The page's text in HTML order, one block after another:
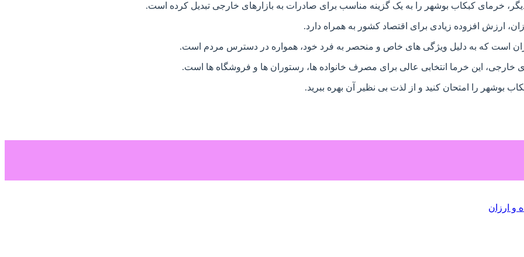
خرمای کبکاب بوشهر را به یک گزینه مناسب برای صادرات به بازارهای خارجی تبدیل کرده است.
ارزش افزوده زیادی برای اقتصاد کشور به همراه دارد.
است که به دلیل ویژگی های خاص و منحصر به فرد خود، همواره در دسترس مردم است.
خارجی، این خرما انتخابی عالی برای مصرف خانواده ها، رستوران ها و فروشگاه ها است.
بوشهر را امتحان کنید و از لذت بی نظیر آن بهره ببرید.
و ارزان